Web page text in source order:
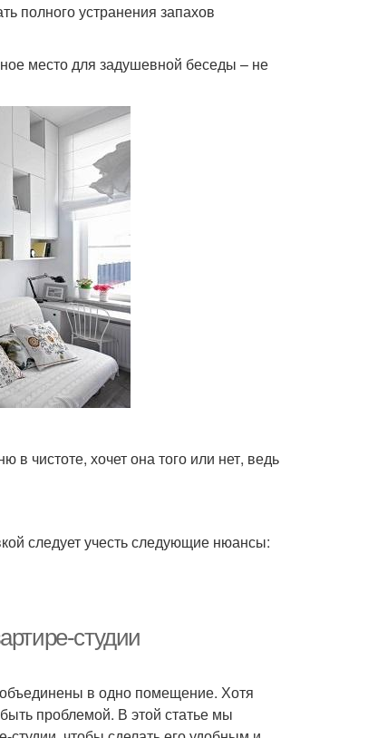
полного устранения запахов
место для задушевной беседы – не
в чистоте, хочет она того или нет, ведь
следует учесть следующие нюансы:
студии
объединены в одно помещение. Хотя
проблемой. В этой статье мы